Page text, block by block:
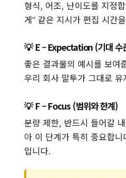
형식, 어조, 난이도를 지정
게” 같은 지시가 편집 시간
E – Expectation (기대 수
좋은 결과물의 예시를 보여
우리 회사 말투가 그대로 유
F – Focus (범위와 한계)
분량 제한, 반드시 들어갈
아 이 단계가 특히 중요합니
입니다.